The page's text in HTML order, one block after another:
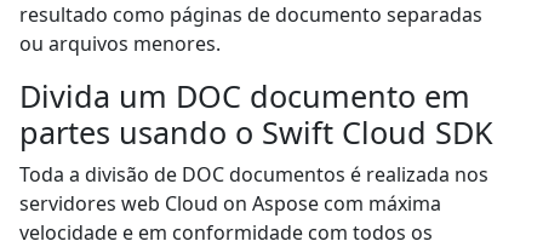
resultado como páginas de documento separadas
ou arquivos menores.
Divida um DOC documento em
partes usando o Swift Cloud SDK
Toda a divisão de DOC documentos é realizada nos
servidores web Cloud on Aspose com máxima
velocidade e em conformidade com todos os